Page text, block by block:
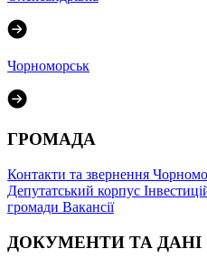
Чорноморськ
ГРОМАДА
Контакти та звернення
Депутатський корпус
громади Вакансії
ДОКУМЕНТИ ТА ДАНІ